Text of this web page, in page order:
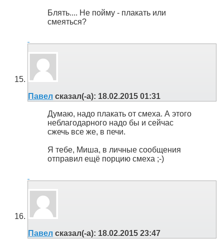
Блять.... Не пойму - плакать или
смеяться?
Павел сказал(-а): 18.02.2015 01:31
Думаю, надо плакать от смеха. А этого
неблагодарного надо бы и сейчас
сжечь все же, в печи.
Я тебе, Миша, в личные сообщения
отправил ещё порцию смеха ;-)
Павел сказал(-а): 18.02.2015 23:47